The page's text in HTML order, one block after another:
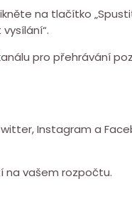
na tlačítko
pro přehrávání
Instagram a
na vašem rozpočtu.